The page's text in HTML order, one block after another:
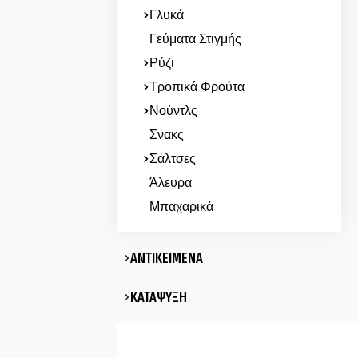
Γλυκά
Γεύματα Στιγμής
Ρύζι
Τροπικά Φρούτα
Νούντλς
Σνακς
Σάλτσες
Άλευρα
Μπαχαρικά
ΑΝΤΙΚΕΙΜΕΝΑ
ΚΑΤΑΨΥΞΗ